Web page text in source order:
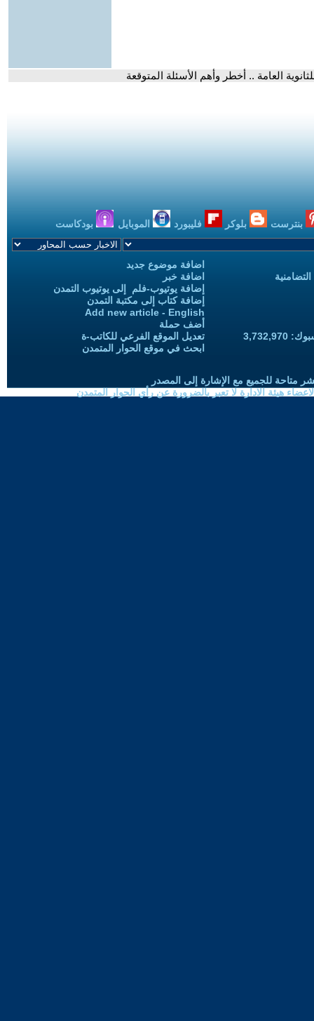
العامة .. أخطر وأهم الأسئلة المتوقعة
بنترست بلوكر فليبورد الموبايل بودكاست
اضافة موضوع جديد
اضافة خبر
إضافة يوتيوب-فلم إلى يوتيوب التمدن
إضافة كتاب إلى مكتبة التمدن
Add new article - English
أضف حملة
تعديل الموقع الفرعي للكاتب-ة
ابحث في موقع الحوار المتمدن
متاحة للجميع مع الإشارة إلى المصدر
هيئة الادارة لا تعبر بالضرورة عن رأي الحوار المتمدن